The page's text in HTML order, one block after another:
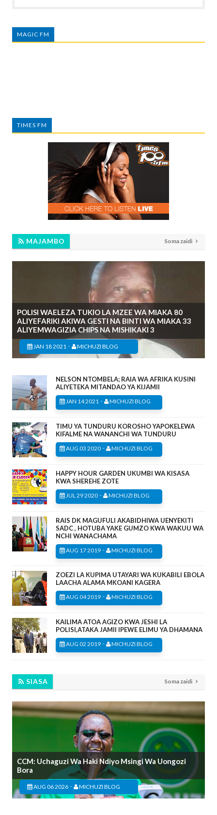
MAGIC FM
TIMES FM
MAJAMBO Soma zaidi
POLISI WAELEZA TUKIO LA MZEE WA MIAKA 80
ALIYEFARIKI AKIWA GESTI NA BINTI WA MIAKA 33
ALIYEMWAGIZIA CHIPS NA MISHIKAKI 3
JAN 18 2021 - MICHUZI BLOG
NELSON NTOMBELA; RAIA WA AFRIKA KUSINI
ALIYETEKA MITANDAO YA KIJAMII
JAN 14 2021 - MICHUZI BLOG
TIMU YA TUNDURU KOROSHO YAPOKELEWA
KIFALME NA WANANCHI WA TUNDURU
AUG 03 2020 - MICHUZI BLOG
HAPPY HOUR GARDEN UKUMBI WA KISASA
KWA SHEREHE ZOTE
JUL 29 2020 - MICHUZI BLOG
RAIS DK MAGUFULI AKABIDHIWA UENYEKITI
SADC , HOTUBA YAKE GUMZO KWA WAKUU WA
NCHI WANACHAMA
AUG 17 2019 - MICHUZI BLOG
ZOEZI LA KUPIMA UTAYARI WA KUKABILI EBOLA
LAACHA ALAMA MKOANI KAGERA
AUG 04 2019 - MICHUZI BLOG
KAILIMA ATOA AGIZO KWA JESHI LA
POLISI,ATAKA JAMII IPEWE ELIMU YA DHAMANA
AUG 02 2019 - MICHUZI BLOG
SIASA Soma zaidi
CCM: Uchaguzi Wa Haki Ndiyo Msingi Wa Uongozi
Bora
AUG 06 2026 - MICHUZI BLOG